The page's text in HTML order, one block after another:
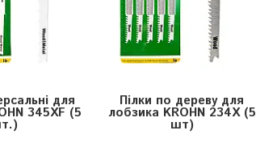
для
345XF (5
Пілки по дереву для
лобзика KROHN 234X (5
шт)